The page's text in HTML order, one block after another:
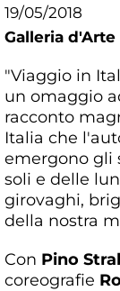
19/05/2018
Galleria
"Viaggio in
un omaggio
racconto
Italia che
emergono gli
soli e delle
girovaghi,
della nostra
Con Pino
coreografie